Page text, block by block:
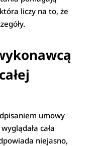
liczy na to, że
umowy
cała
niejasno,